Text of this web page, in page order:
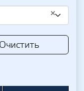
×
Очистить